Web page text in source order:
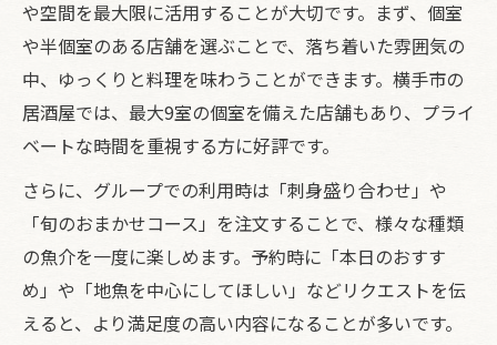
や空間を最大限に活用することが大切です。まず、個室
や半個室のある店舗を選ぶことで、落ち着いた雰囲気の
中、ゆっくりと料理を味わうことができます。横手市の
居酒屋では、最大9室の個室を備えた店舗もあり、プライ
ベートな時間を重視する方に好評です。
さらに、グループでの利用時は「刺身盛り合わせ」や
「旬のおまかせコース」を注文することで、様々な種類
の魚介を一度に楽しめます。予約時に「本日のおすす
め」や「地魚を中心にしてほしい」などリクエストを伝
えると、より満足度の高い内容になることが多いです。